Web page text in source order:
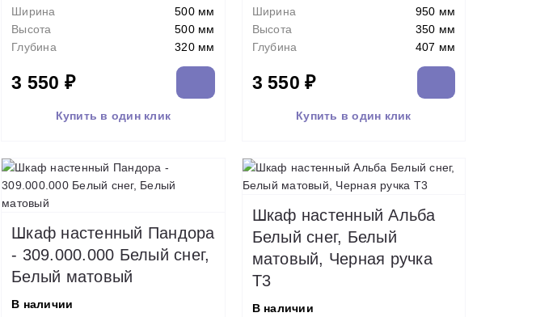
Ширина
500 мм
Высота
500 мм
Глубина
320 мм
3 550 ₽
Купить в один клик
Ширина
950 мм
Высота
350 мм
Глубина
407 мм
3 550 ₽
Купить в один клик
Шкаф настенный Пандора
- 309.000.000 Белый снег,
Белый матовый
В наличии
Шкаф настенный Альба
Белый снег, Белый
матовый, Черная ручка
Т3
В наличии